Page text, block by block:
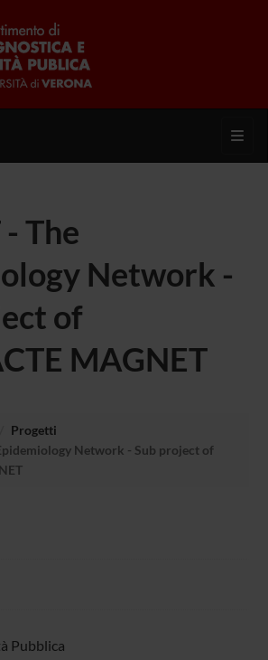
- The
Network -
of
MAGNET
Progetti
Network - Sub project of
Pubblica